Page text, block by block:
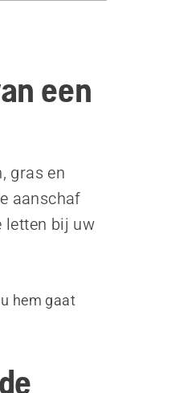
een
gras en
aanschaf
letten bij uw
hem gaat